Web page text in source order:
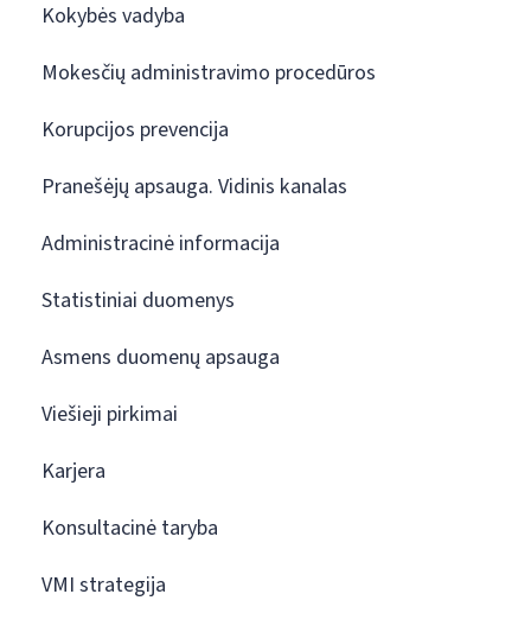
Kokybės vadyba
Mokesčių administravimo procedūros
Korupcijos prevencija
Pranešėjų apsauga. Vidinis kanalas
Administracinė informacija
Statistiniai duomenys
Asmens duomenų apsauga
Viešieji pirkimai
Karjera
Konsultacinė taryba
VMI strategija